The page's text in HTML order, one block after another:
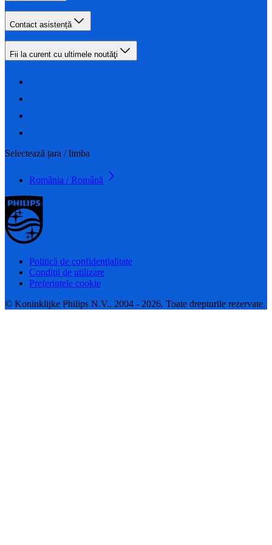
Contact asistență
Fii la curent cu ultimele noutăţi
Selectează țara / limba
România / Română
Politică de confidenţialitate
Condiţii de utilizare
Preferințele cookie
© Koninklijke Philips N.V., 2004 - 2026. Toate drepturile rezervate.